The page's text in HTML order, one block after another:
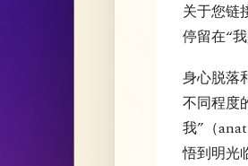
关于您链
停留在“
身心脱落
不同程度
我”（
悟到明光